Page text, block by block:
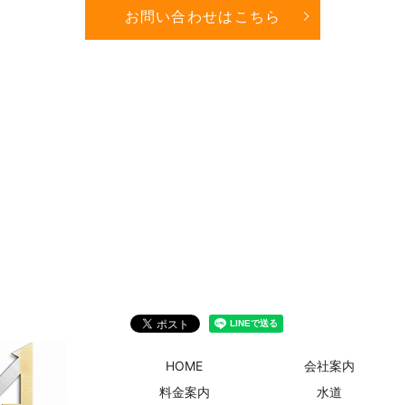
お問い合わせはこちら
HOME 会社案内
料金案内
水道